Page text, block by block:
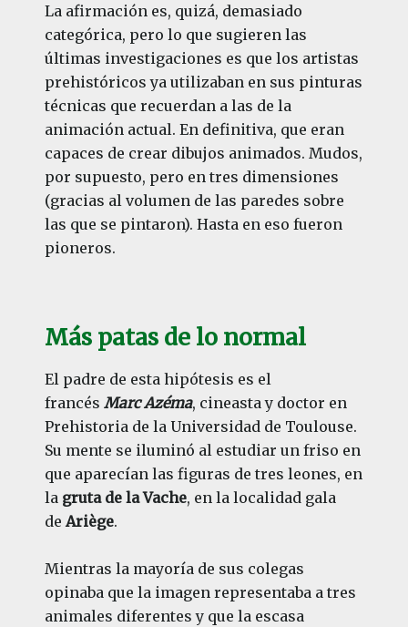
La afirmación es, quizá, demasiado
categórica, pero lo que sugieren las
últimas investigaciones es que los artistas
prehistóricos ya utilizaban en sus pinturas
técnicas que recuerdan a las de la
animación actual. En definitiva, que eran
capaces de crear dibujos animados. Mudos,
por supuesto, pero en tres dimensiones
(gracias al volumen de las paredes sobre
las que se pintaron). Hasta en eso fueron
pioneros.
Más patas de lo normal
El padre de esta hipótesis es el
francés Marc Azéma, cineasta y doctor en
Prehistoria de la Universidad de Toulouse.
Su mente se iluminó al estudiar un friso en
que aparecían las figuras de tres leones, en
la gruta de la Vache, en la localidad gala
de Ariège.
Mientras la mayoría de sus colegas
opinaba que la imagen representaba a tres
animales diferentes y que la escasa